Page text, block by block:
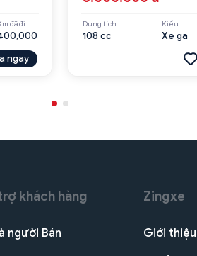
đã đi
ngay
Dung tích
108 cc
Kiểu
Xe ga
khách hàng
người Bán
Zingxe
Giới thiệu